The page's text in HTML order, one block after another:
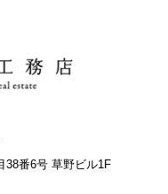
38番6号 草野ビル1F